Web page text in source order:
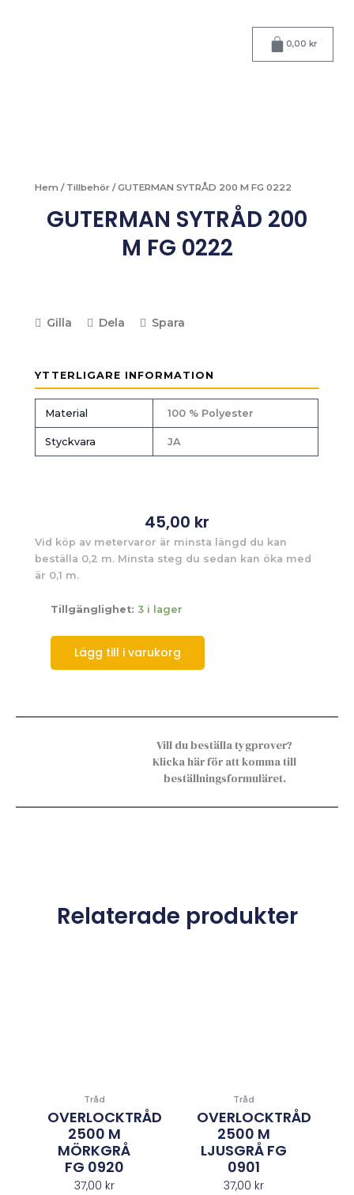
0,00 kr
Varukorg
Hem / Tillbehör / GUTERMAN SYTRÅD 200 M FG 0222
GUTERMAN SYTRÅD 200
M FG 0222
Gilla Dela Spara
YTTERLIGARE INFORMATION
Material 100 % Polyester
Styckvara JA
45,00 kr
Vid köp av metervaror är minsta längd du kan
beställa 0,2 m. Minsta steg du sedan kan öka med
är 0,1 m.
Tillgänglighet: 3 i lager
Lägg till i varukorg
Vill du beställa tygprover?
Klicka här för att komma till
beställningsformuläret.
Relaterade produkter
Tråd
OVERLOCKTRÅD
2500 M
MÖRKGRÅ
FG 0920
37,00 kr
Tråd
OVERLOCKTRÅD
2500 M
LJUSGRÅ FG
0901
37,00 kr